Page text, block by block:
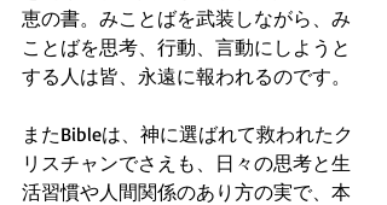
恵の書。みことばを武装しながら、み
ことばを思考、行動、言動にしようと
する人は皆、永遠に報われるのです。
またBibleは、神に選ばれて救われたク
リスチャンでさえも、日々の思考と生
活習慣や人間関係のあり方の実で、本